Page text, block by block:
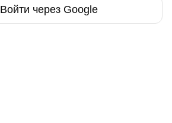
Войти через Google